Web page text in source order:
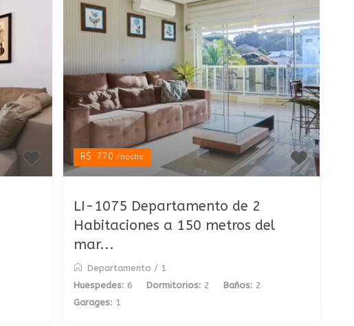
R$ 770/noche
LI-1075 Departamento de 2
Habitaciones a 150 metros del
mar...
Departamento / 1
Huespedes: 6 Dormitorios: 2 Baños: 2
Garages: 1